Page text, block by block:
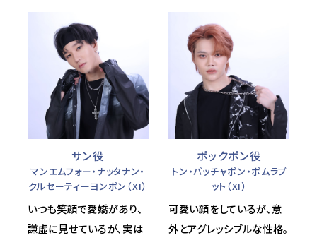
サン役
マンエムフォー・ナッタナン・
クルセーティーヨンポン（XI）
いつも笑顔で愛嬌があり、
謙虚に見せているが、実は
ポックポン役
トン・パッチャポン・ポムラブ
ット（XI）
可愛い顔をしているが、意
外とアグレッシブルな性格。